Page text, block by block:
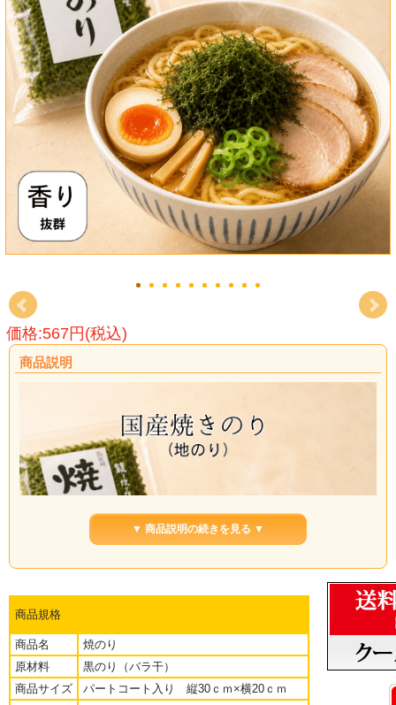
価格:567円(税込)
商品説明
▼ 商品説明の続きを見る ▼
商品規格
商品名
焼のり
原材料
黒のり（バラ干）
商品サイズ
パートコート入り 縦30ｃｍ×横20ｃｍ